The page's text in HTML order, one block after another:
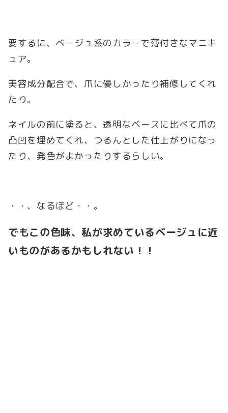
要するに、ベージュ系のカラーで薄付きなマニキ
ュア。
美容成分配合で、爪に優しかったり補修してくれ
たり。
ネイルの前に塗ると、透明なベースに比べて爪の
凸凹を埋めてくれ、つるんとした仕上がりになっ
たり、発色がよかったりするらしい。
・・、なるほど・・。
でもこの色味、私が求めているベージュに近
いものがあるかもしれない！！